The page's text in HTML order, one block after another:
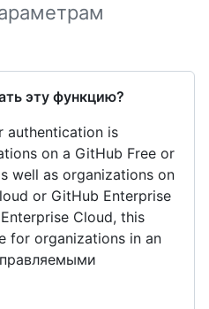
эту функцию?
authentication is
on a GitHub Free or
well as organizations on
or GitHub Enterprise
Cloud, this
for organizations in an